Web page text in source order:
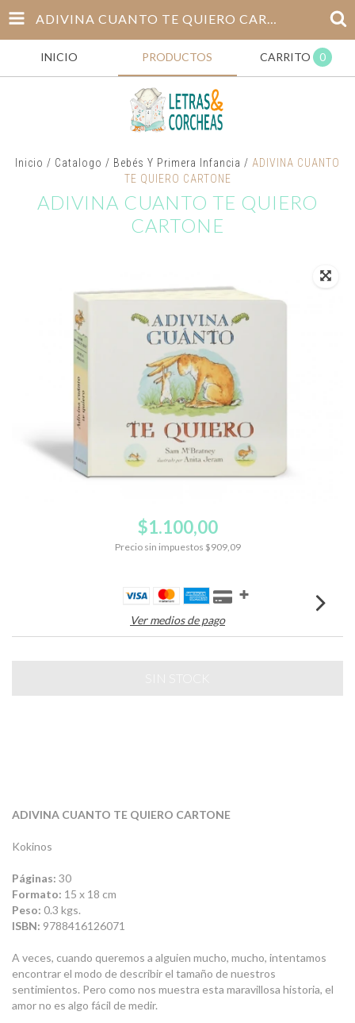
ADIVINA CUANTO TE QUIERO CARTONE
INICIO PRODUCTOS CARRITO 0
Inicio / Catalogo / Bebés Y Primera Infancia / ADIVINA CUANTO
TE QUIERO CARTONE
ADIVINA CUANTO TE QUIERO
CARTONE
$1.100,00
Precio sin impuestos $909,09
Ver medios de pago
ADIVINA CUANTO TE QUIERO CARTONE
Kokinos
Páginas: 30
Formato: 15 x 18 cm
Peso: 0.3 kgs.
ISBN: 9788416126071
A veces, cuando queremos a alguien mucho, mucho, intentamos
encontrar el modo de describir el tamaño de nuestros
sentimientos. Pero como nos muestra esta maravillosa historia, el
amor no es algo fácil de medir.